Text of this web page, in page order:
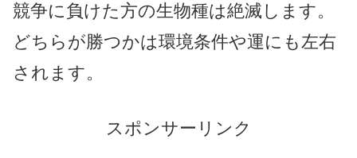
競争に負けた方の生物種は絶滅します。
どちらが勝つかは環境条件や運にも左右
されます。
スポンサーリンク